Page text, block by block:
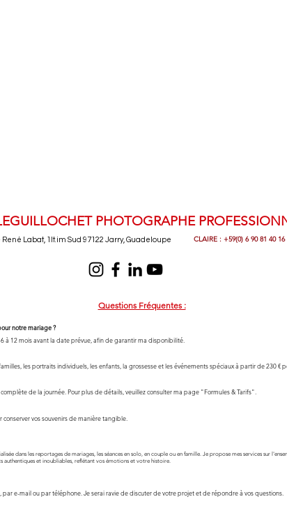
PHOTOGRAPHE
CLAIRE : +59(0) 6 90 81 40 16
René Labat, 1lt.im Sud 97122 Jarry, Guadeloupe
Questions Fréquentes :
notre mariage ?
12 mois avant la date prévue, afin de garantir ma disponibilité.​
les portraits individuels, les enfants, la grossesse et les événements spéciaux à partir de 230 €
de la journée. Pour plus de détails, veuillez consulter ma page "Formules & Tarifs".​
vos souvenirs de manière tangible.
dans les reportages de mariages, les séances en solo, en couple ou en famille. Je propose mes services sur
authentiques et inoubliables, reflétant vos émotions et votre histoire.
e-mail ou par téléphone. Je serai ravie de discuter de votre projet et de répondre à vos questions.